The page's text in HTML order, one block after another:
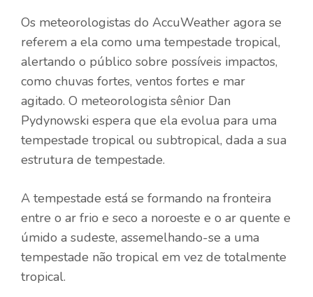
Os meteorologistas do AccuWeather agora se
referem a ela como uma tempestade tropical,
alertando o público sobre possíveis impactos,
como chuvas fortes, ventos fortes e mar
agitado. O meteorologista sênior Dan
Pydynowski espera que ela evolua para uma
tempestade tropical ou subtropical, dada a sua
estrutura de tempestade.
A tempestade está se formando na fronteira
entre o ar frio e seco a noroeste e o ar quente e
úmido a sudeste, assemelhando-se a uma
tempestade não tropical em vez de totalmente
tropical.